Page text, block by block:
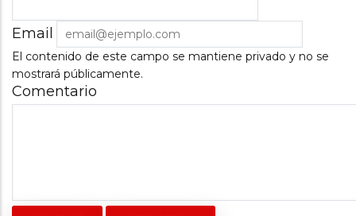
Email
El contenido de este campo se mantiene privado y no se
mostrará públicamente.
Comentario